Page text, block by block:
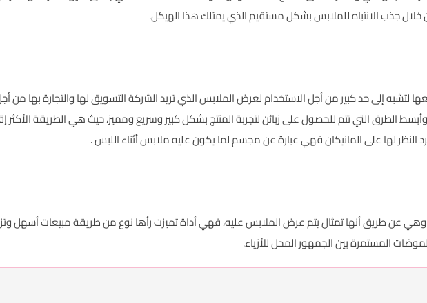
جذب الانتباه للملابس بشكل مستقيم الذي يمتلك هذا الهيكل.
لتشبه إلى حد كبير من أجل الاستخدام لعرض الملابس الذي تريد الشركة التسويق لها والتجارة بها من
الطرق التي تتم للحصول على زبائن لتجربة المنتج بشكل كبير وسريع ومميز، حيث هي الطريقة الأكثر
لها على المانيكان فهي عبارة عن مجسم لما يكون عليه ملابس أثناء اللبس .
وهي عن طريق أنها تمثال يتم عرض الملابس عليه، فهي أداة تميزت رأها نوع من طريقة مبيعات أسهل
المستمرة بين الجمهور المحل للأزياء.